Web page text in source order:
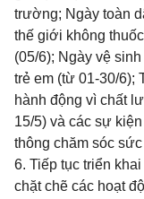
trường; Ngày toàn
thế giới không
(05/6); Ngày vệ
trẻ em (từ 01-30/6);
hành động vì chất
15/5) và các sự
thông chăm sóc
6. Tiếp tục triển
chặt chẽ các hoạt